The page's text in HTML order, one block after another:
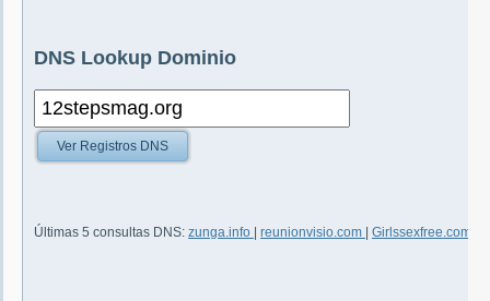
DNS Lookup Dominio
Ver Registros DNS
Últimas 5 consultas DNS: zunga.info reunionvisio.com Girlssexfree.com